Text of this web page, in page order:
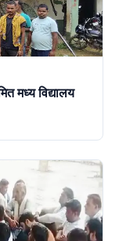
मध्य विद्यालय